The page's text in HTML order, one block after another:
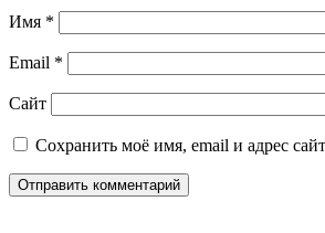
Имя *
Email *
Сайт
Сохранить моё имя, email и адрес